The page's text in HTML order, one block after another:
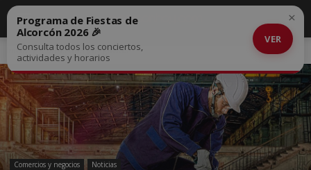
Inicio Comercios y negocios
Comercios y negocios Noticias
Programa de Fiestas de
Alcorcón 2026 🎉
Consulta todos los conciertos,
actividades y horarios
VER
×